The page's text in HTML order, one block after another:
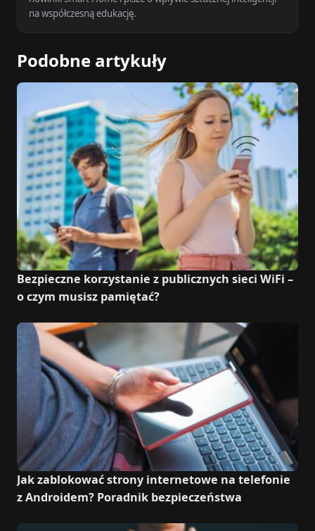
na współczesną edukację.
Podobne artykuły
Bezpieczne korzystanie z publicznych sieci WiFi –
o czym musisz pamiętać?
Jak zablokować strony internetowe na telefonie
z Androidem? Poradnik bezpieczeństwa